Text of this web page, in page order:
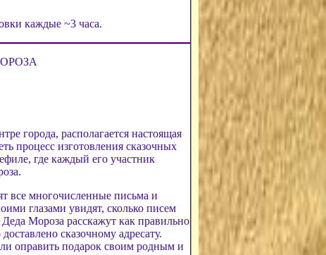
каждые ~3 часа.
города, располагается настоящая
процесс изготовления сказочных
где каждый его участник
все многочисленные письма и
глазами увидят, сколько писем
Мороза расскажут как правильно
сказочному адресату.
оправить подарок своим родным и